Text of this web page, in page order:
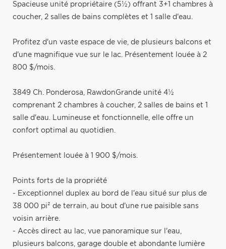
Spacieuse unité propriétaire (5½) offrant 3+1 chambres à
coucher, 2 salles de bains complètes et 1 salle d'eau.
Profitez d'un vaste espace de vie, de plusieurs balcons et
d'une magnifique vue sur le lac. Présentement louée à 2
800 $/mois.
3849 Ch. Ponderosa, RawdonGrande unité 4½
comprenant 2 chambres à coucher, 2 salles de bains et 1
salle d'eau. Lumineuse et fonctionnelle, elle offre un
confort optimal au quotidien.
Présentement louée à 1 900 $/mois.
Points forts de la propriété
- Exceptionnel duplex au bord de l'eau situé sur plus de
38 000 pi² de terrain, au bout d'une rue paisible sans
voisin arrière.
- Accès direct au lac, vue panoramique sur l'eau,
plusieurs balcons, garage double et abondante lumière